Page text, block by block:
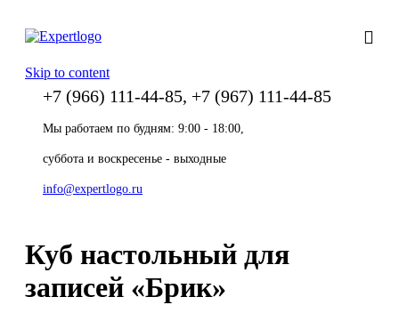
Skip to content
+7 (966) 111-44-85, +7 (967) 111-44-85
Мы работаем по будням: 9:00 - 18:00,
суббота и воскресенье - выходные
info@expertlogo.ru
Куб настольный для
записей «Брик»